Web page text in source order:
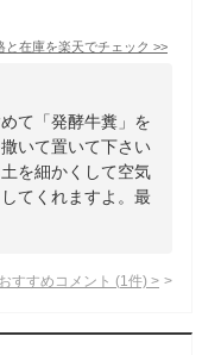
と在庫を楽天でチェック >>
て「発酵牛糞」を
いて置いて下さい
を細かくして空気
てくれますよ。最
すすめコメント (1 件) >